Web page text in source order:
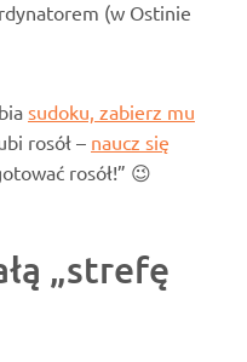
(w Ostinie
sudoku, zabierz mu
rosół – naucz się
rosół!” 😉
„strefę